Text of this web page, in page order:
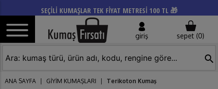
SEÇİLİ KUMAŞLAR TEK FİYAT METRESİ 100 TL 🎁
giriş sepet (0)
search
ANA SAYFA GİYİM KUMAŞLARI Terikoton Kumaş